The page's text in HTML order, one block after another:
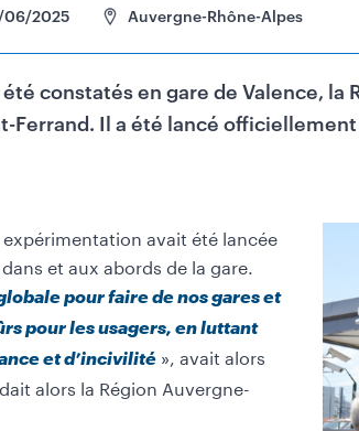
06/2025 Auvergne-Rhône-Alpes
constatés en gare de Valence,
Ferrand. Il a été lancé
avait été lancée
et aux abords de la gare.
pour faire de nos gares et
pour les usagers, en luttant
et d’incivilité », avait alors
alors la Région Auvergne-